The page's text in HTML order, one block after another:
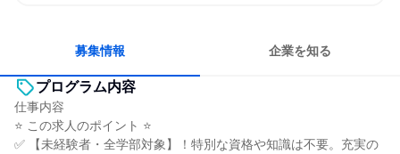
募集情報 企業を知る
プログラム内容
仕事内容
⭐ この求人のポイント ⭐
✅ 【未経験者・全学部対象】！特別な資格や知識は不要。充実の